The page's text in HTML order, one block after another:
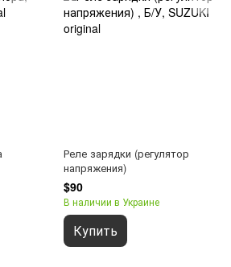
Реле зарядки (регулятор
напряжения)
$90
В наличии в Украине
Купить